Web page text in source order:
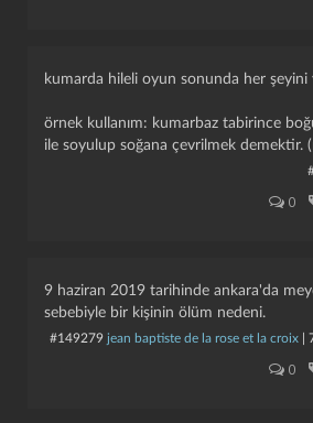
kumarda hileli oyun sonunda her şeyini
örnek kullanım: kumarbaz tabirince
ile soyulup soğana çevrilmek demektir.
0
9 haziran 2019 tarihinde ankara'da
sebebiyle bir kişinin ölüm nedeni.
#149279 jean baptiste de la rose et la croix
0